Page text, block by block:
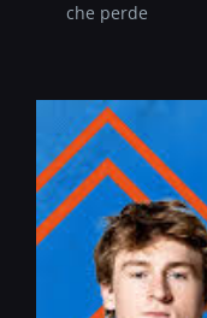
che perde